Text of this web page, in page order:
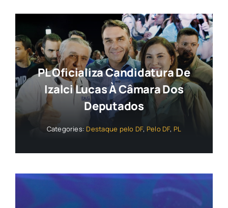
PL Oficializa Candidatura De
Izalci Lucas À Câmara Dos
Deputados
Categories: Destaque pelo DF, Pelo DF, PL